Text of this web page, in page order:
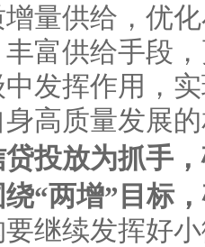
量供给，优
富供给手段
发挥作用，
高质量发展
投放为抓手
绕“两增”目标
继续发挥好